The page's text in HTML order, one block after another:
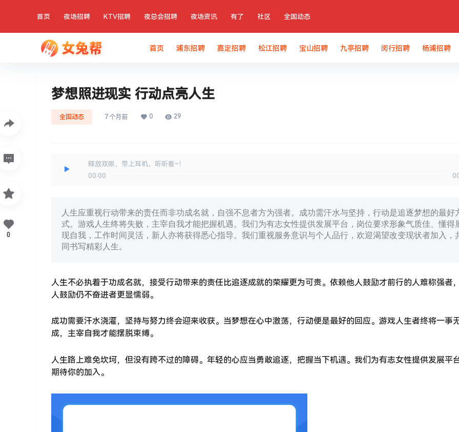
首页 夜场招聘 KTV招聘 夜总会招聘 夜场资讯 有了 社区 全国动态
首页 浦东招聘 嘉定招聘 松江招聘 宝山招聘 九亭招聘 闵行招聘 杨浦招聘
梦想照进现实 行动点亮人生
全国动态 7 个月前 0 29
释放双眼，带上耳机，听听看~！
00:00
人生应重视行动带来的责任而非功成名就，自强不息者方为强者。成功需汗水与坚持，行动是追逐梦想的最好
式。游戏人生终将失败，主宰自我才能把握机遇。我们为有志女性提供发展平台，岗位要求形象气质佳、懂得
现自我，工作时间灵活，新人亦将获得悉心指导。我们重视服务意识与个人品行，欢迎渴望改变现状者加入，
同书写精彩人生。
人生不必执着于功成名就，接受行动带来的责任比追逐成就的荣耀更为可贵。依赖他人鼓励才前行的人难称强者
人鼓励仍不奋进者更显懦弱。
成功需要汗水浇灌，坚持与努力终会迎来收获。当梦想在心中激荡，行动便是最好的回应。游戏人生者终将一事
成，主宰自我才能摆脱束缚。
人生路上难免坎坷，但没有跨不过的障碍。年轻的心应当勇敢追逐，把握当下机遇。我们为有志女性提供发展平台
期待你的加入。
0